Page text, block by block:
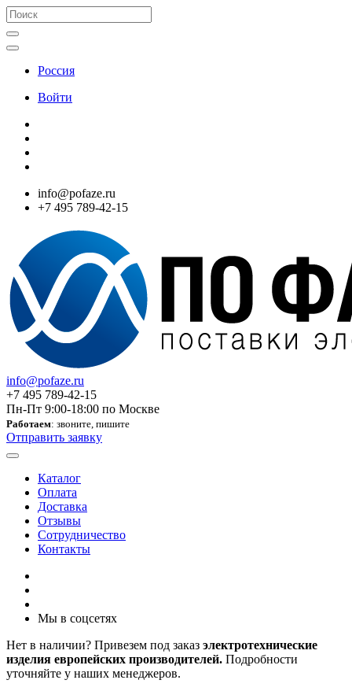
Россия
Войти
info@pofaze.ru
+7 495 789-42-15
info@pofaze.ru
+7 495 789-42-15
Пн-Пт 9:00-18:00 по Москве
Работаем: звоните, пишите
Отправить заявку
Каталог
Оплата
Доставка
Отзывы
Сотрудничество
Контакты
Мы в соцсетях
Нет в наличии? Привезем под заказ электротехнические
изделия европейских производителей. Подробности
уточняйте у наших менеджеров.